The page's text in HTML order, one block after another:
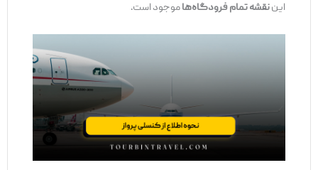
ایننقشه تمام فرودگاه‌هاموجود است.